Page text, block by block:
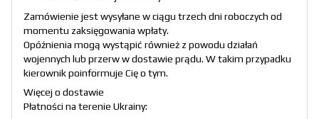
Zamówienie jest wysyłane w ciągu trzech dni roboczych od
momentu zaksięgowania wpłaty.
Opóźnienia mogą wystąpić również z powodu działań
wojennych lub przerw w dostawie prądu. W takim przypadku
kierownik poinformuje Cię o tym.
Więcej o dostawie
Płatności na terenie Ukrainy: